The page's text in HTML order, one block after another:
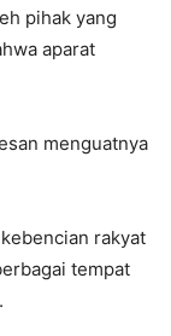
pihak yang
aparat
menguatnya
rakyat
tempat